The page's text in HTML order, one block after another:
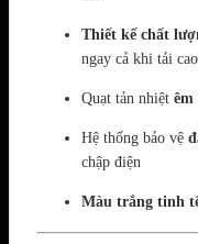
Thiết kế chất
ngay cả khi tải cao
Quạt tản nhiệt êm
Hệ thống bảo vệ
chập điện
Màu trắng tinh